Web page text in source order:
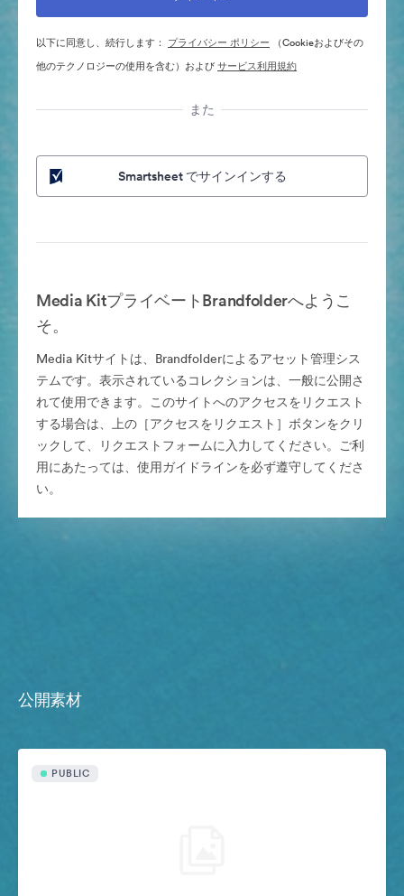
以下に同意し、続行します： プライバシー ポリシー （Cookieおよびその
他のテクノロジーの使用を含む）およびサービス利用規約
また
Smartsheet でサインインする
Media KitプライベートBrandfolderへようこ
そ。
Media Kitサイトは、Brandfolderによるアセット管理シス
テムです。表示されているコレクションは、一般に公開さ
れて使用できます。このサイトへのアクセスをリクエスト
する場合は、上の［アクセスをリクエスト］ボタンをクリ
ックして、リクエストフォームに入力してください。ご利
用にあたっては、使用ガイドラインを必ず遵守してくださ
い。
公開素材
PUBLIC